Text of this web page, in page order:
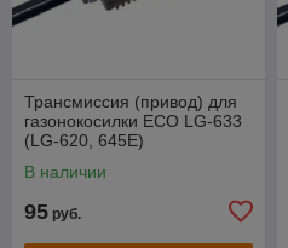
Трансмиссия (привод) для
газонокосилки ECO LG-633
(LG-620, 645Е)
В наличии
95 руб.